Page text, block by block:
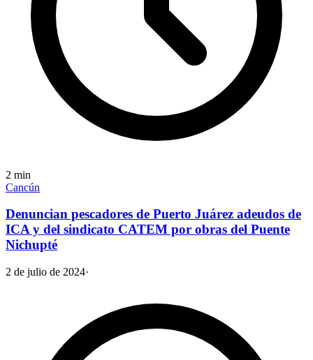
2 min
Cancún
Denuncian pescadores de Puerto Juárez adeudos de
ICA y del sindicato CATEM por obras del Puente
Nichupté
2 de julio de 2024·